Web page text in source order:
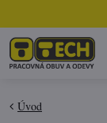
Úvod